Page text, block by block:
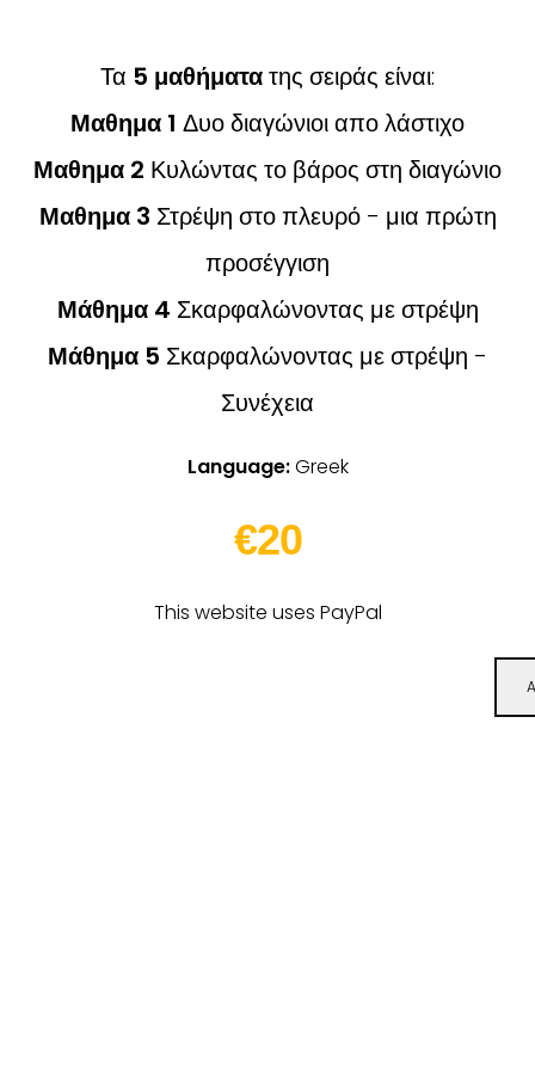
Τα 5 μαθήματατης σειράς είναι:
Μαθημα 1 Δυο διαγώνιοι απο λάστιχο
Μαθημα 2 Κυλώντας το βάρος στη διαγώνιο
Μαθημα 3 Στρέψη στο πλευρό - μια πρώτη
προσέγγιση
Μάθημα 4 Σκαρφαλώνοντας με στρέψη
Μάθημα 5 Σκαρφαλώνοντας με στρέψη -
Συνέχεια
Language:Greek
€20
This website uses PayPal